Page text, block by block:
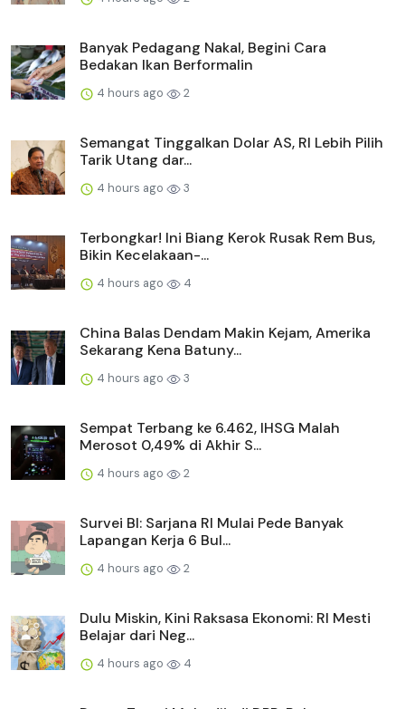
Banyak Pedagang Nakal, Begini Cara
Bedakan Ikan Berformalin
4 hours ago 2
Semangat Tinggalkan Dolar AS, RI Lebih Pilih
Tarik Utang dar...
4 hours ago 3
Terbongkar! Ini Biang Kerok Rusak Rem Bus,
Bikin Kecelakaan-...
4 hours ago 4
China Balas Dendam Makin Kejam, Amerika
Sekarang Kena Batuny...
4 hours ago 3
Sempat Terbang ke 6.462, IHSG Malah
Merosot 0,49% di Akhir S...
4 hours ago 2
Survei BI: Sarjana RI Mulai Pede Banyak
Lapangan Kerja 6 Bul...
4 hours ago 2
Dulu Miskin, Kini Raksasa Ekonomi: RI Mesti
Belajar dari Neg...
4 hours ago 4